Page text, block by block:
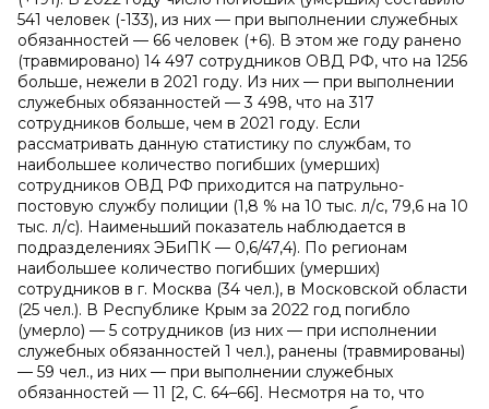
541 человек (-133), из них — при выполнении служебных
обязанностей — 66 человек (+6). В этом же году ранено
(травмировано) 14 497 сотрудников ОВД РФ, что на 1256
больше, нежели в 2021 году. Из них — при выполнении
служебных обязанностей — 3 498, что на 317
сотрудников больше, чем в 2021 году. Если
рассматривать данную статистику по службам, то
наибольшее количество погибших (умерших)
сотрудников ОВД РФ приходится на патрульно-
постовую службу полиции (1,8 % на 10 тыс. л/с, 79,6 на 10
тыс. л/с). Наименьший показатель наблюдается в
подразделениях ЭБиПК — 0,6/47,4). По регионам
наибольшее количество погибших (умерших)
сотрудников в г. Москва (34 чел.), в Московской области
(25 чел.). В Республике Крым за 2022 год погибло
(умерло) — 5 сотрудников (из них — при исполнении
служебных обязанностей 1 чел.), ранены (травмированы)
— 59 чел., из них — при выполнении служебных
обязанностей — 11 [2, С. 64–66]. Несмотря на то, что